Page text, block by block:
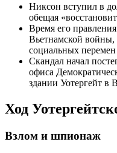
Никсон вступил в
обещая
Время его
Вьетнамской
социальных
Скандал начал
офиса
здании Уотергейт в
Ход
Взлом и шпионаж